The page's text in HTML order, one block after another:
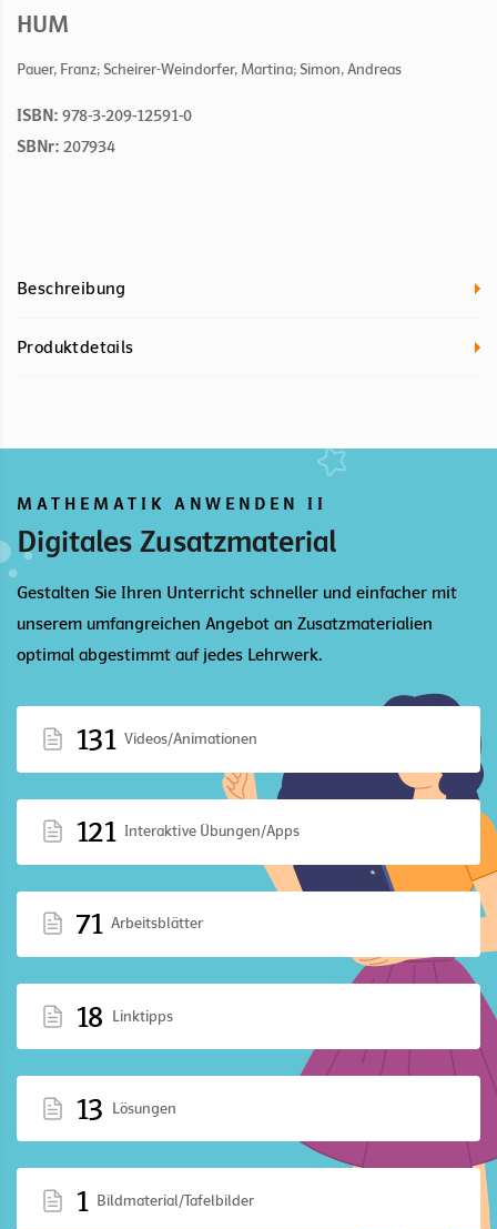
HUM
Pauer, Franz; Scheirer-Weindorfer, Martina; Simon, Andreas
ISBN: 978-3-209-12591-0
SBNr: 207934
Beschreibung
Produktdetails
MATHEMATIK ANWENDEN II
Digitales Zusatzmaterial
Gestalten Sie Ihren Unterricht schneller und einfacher mit
unserem umfangreichen Angebot an Zusatzmaterialien
optimal abgestimmt auf jedes Lehrwerk.
131 Videos/Animationen
121 Interaktive Übungen/Apps
71 Arbeitsblätter
18 Linktipps
13 Lösungen
1 Bildmaterial/Tafelbilder